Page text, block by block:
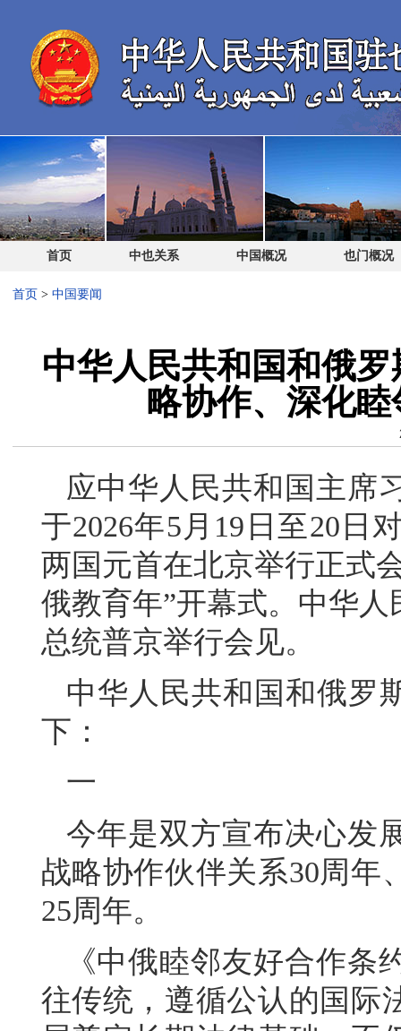
首页 中也关系 中国概况 也门概况
首页 > 中国要闻
中华人民共和国和俄
略协作、深化
应中华人民共和国主席
于2026年5月19日至20日
两国元首在北京举行正式
俄教育年”开幕式。中华
总统普京举行会见。
中华人民共和国和俄罗
下：
一
今年是双方宣布决心发
战略协作伙伴关系30周年
25周年。
《中俄睦邻友好合作
往传统，遵循公认的国际